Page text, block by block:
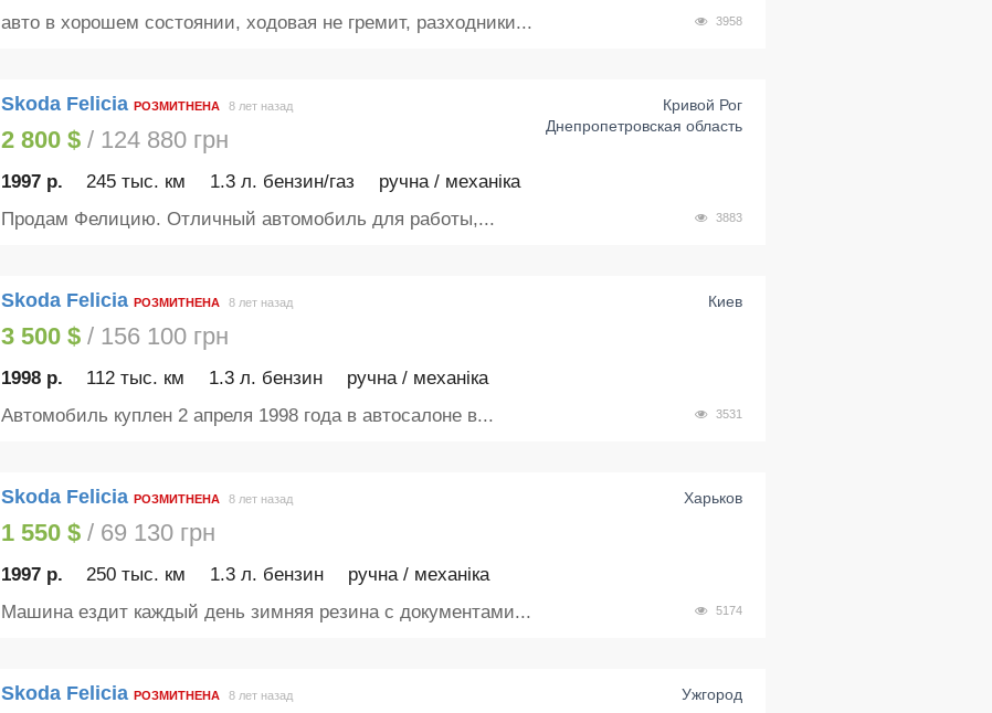
3958
авто в хорошем состоянии, ходовая не гремит, разходники...
Skoda Felicia РОЗМИТНЕНА
Кривой Рог
Днепропетровская область
8 лет назад
2 800 $/ 124 880 грн
1997 р. 245 тыс. км 1.3 л. бензин/газ ручна / механіка
3883
Продам Фелицию. Отличный автомобиль для работы,...
Skoda Felicia РОЗМИТНЕНА Киев
8 лет назад
3 500 $/ 156 100 грн
1998 р. 112 тыс. км 1.3 л. бензин ручна / механіка
3531
Автомобиль куплен 2 апреля 1998 года в автосалоне в...
Skoda Felicia РОЗМИТНЕНА Харьков
8 лет назад
1 550 $/ 69 130 грн
1997 р. 250 тыс. км 1.3 л. бензин ручна / механіка
5174
Машина ездит каждый день зимняя резина с документами...
Skoda Felicia РОЗМИТНЕНА Ужгород
8 лет назад